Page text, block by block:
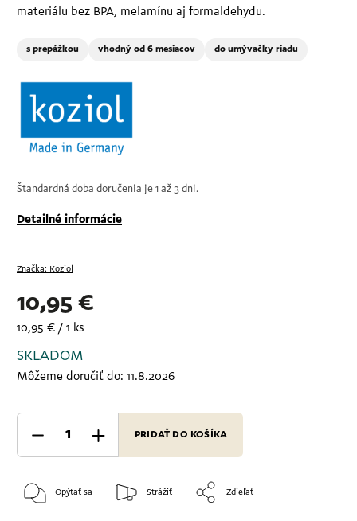
materiálu bez BPA, melamínu aj formaldehydu.
s prepážkou vhodný od 6 mesiacov do umývačky riadu
Štandardná doba doručenia je 1 až 3 dni.
Detailné informácie
Značka: Koziol
10,95 €
10,95 € / 1 ks
SKLADOM
Môžeme doručiť do: 11.8.2026
PRIDAŤ DO KOŠÍKA
Opýtať sa Strážiť Zdieľať